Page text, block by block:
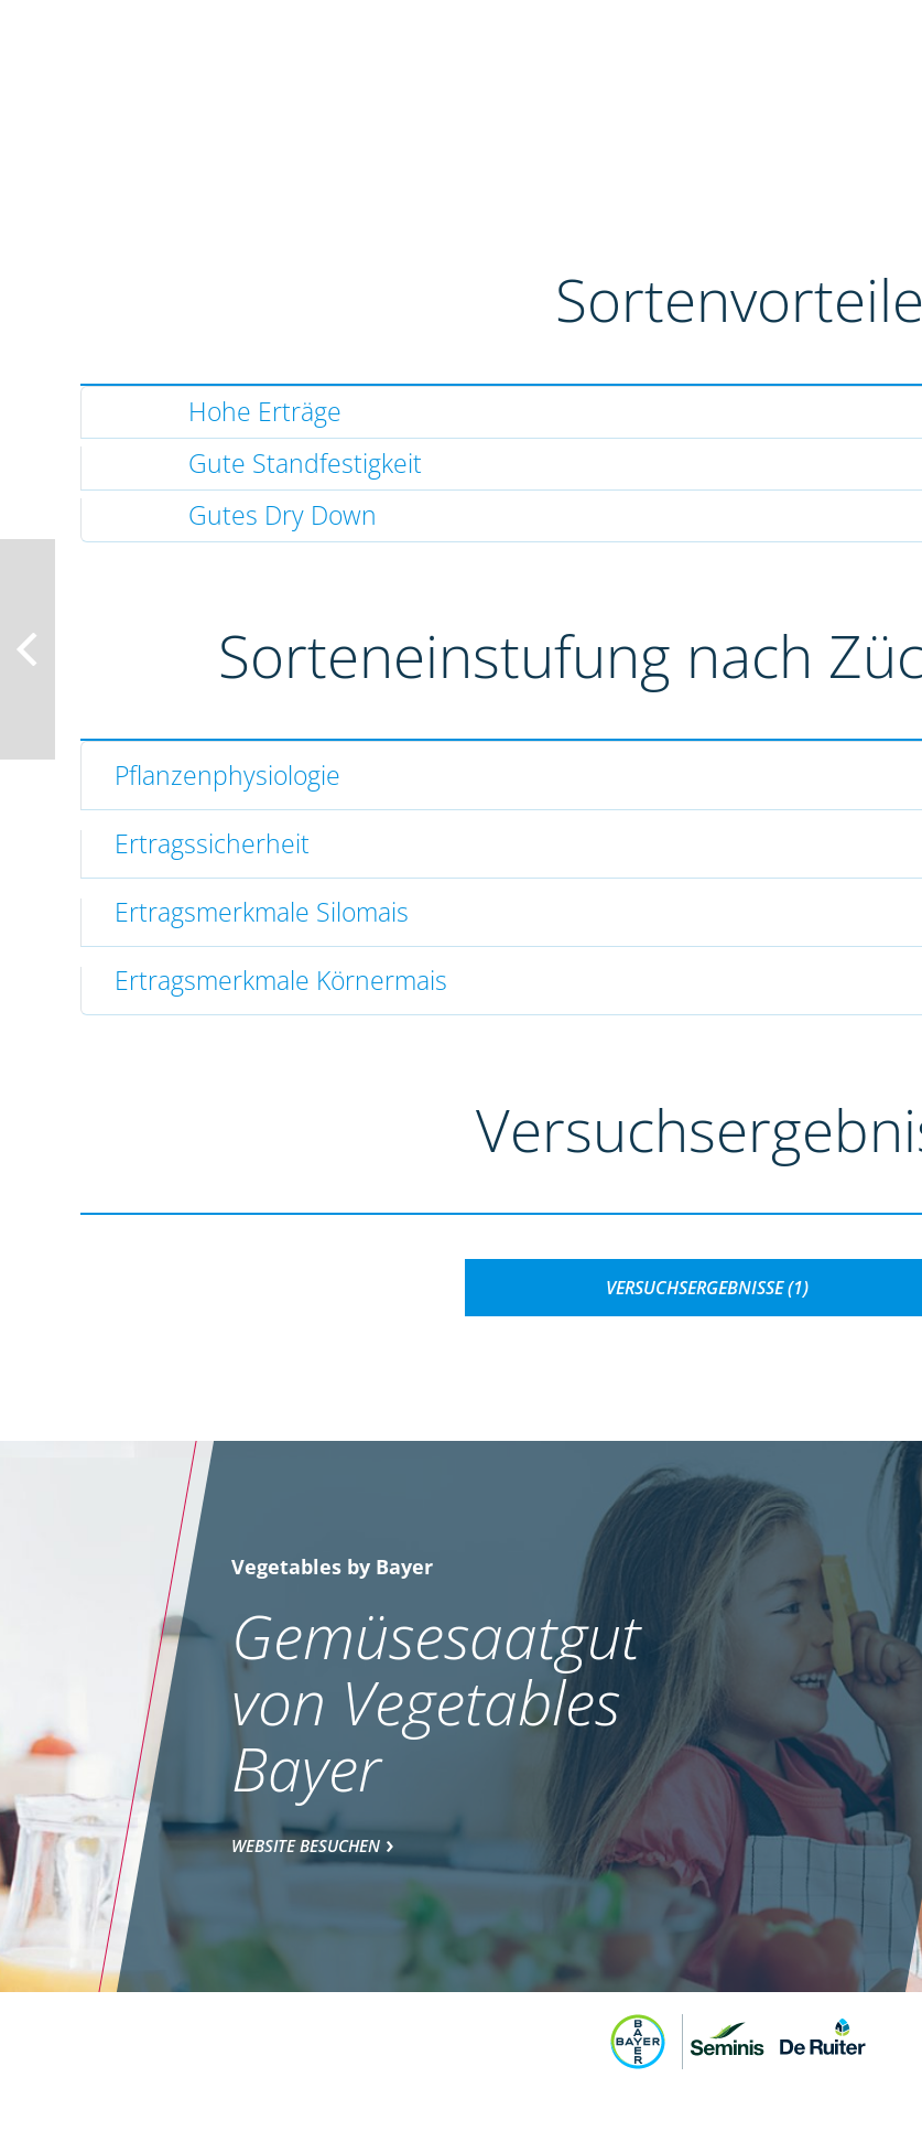
Sortenvorteile
Hohe Erträge
Gute Standfestigkeit
Gutes Dry Down
Sorteneinstufung nach
Pflanzenphysiologie
Ertragssicherheit
Ertragsmerkmale Silomais
Ertragsmerkmale Körnermais
VERSUCHSERGEBNISSE (1)
Vegetables by Bayer
Gemüsesaatgut
von Vegetables
Bayer
WEBSITE BESUCHEN